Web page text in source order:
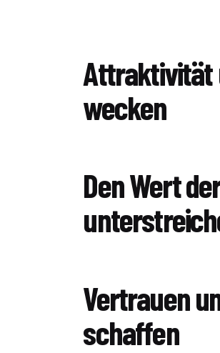
Attraktivität
wecken
Den Wert
Vertrauen
schaffen